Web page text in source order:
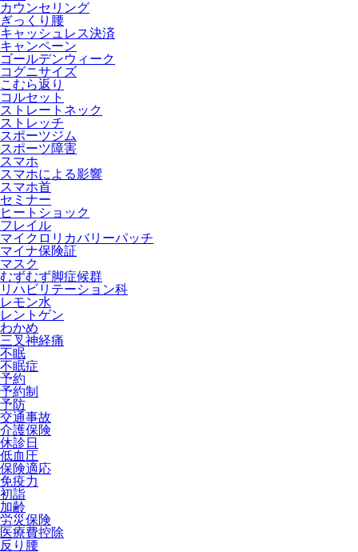
カウンセリング
ぎっくり腰
キャッシュレス決済
キャンペーン
ゴールデンウィーク
コグニサイズ
こむら返り
コルセット
ストレートネック
ストレッチ
スポーツジム
スポーツ障害
スマホ
スマホによる影響
スマホ首
セミナー
ヒートショック
フレイル
マイクロリカバリーパッチ
マイナ保険証
マスク
むずむず脚症候群
リハビリテーション科
レモン水
レントゲン
わかめ
三叉神経痛
不眠
不眠症
予約
予約制
予防
交通事故
介護保険
休診日
低血圧
保険適応
免疫力
初詣
加齢
労災保険
医療費控除
反り腰